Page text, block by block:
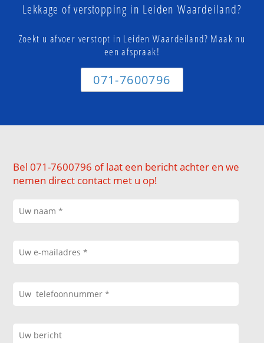
Lekkage of verstopping in Leiden Waardeiland?
Zoekt u afvoer verstopt in Leiden Waardeiland? Maak nu
een afspraak!
071-7600796
Bel 071-7600796 of laat een bericht achter en we
nemen direct contact met u op!